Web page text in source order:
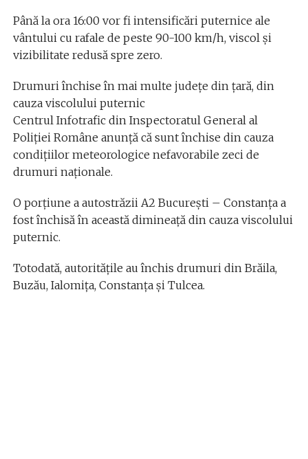
Până la ora 16:00 vor fi intensificări puternice ale
vântului cu rafale de peste 90-100 km/h, viscol și
vizibilitate redusă spre zero.
Drumuri închise în mai multe județe din țară, din
cauza viscolului puternic
Centrul Infotrafic din Inspectoratul General al
Poliției Române anunță că sunt închise din cauza
condițiilor meteorologice nefavorabile zeci de
drumuri naționale.
O porțiune a autostrăzii A2 București – Constanța a
fost închisă în această dimineață din cauza viscolului
puternic.
Totodată, autorităţile au închis drumuri din Brăila,
Buzău, Ialomiţa, Constanţa şi Tulcea.